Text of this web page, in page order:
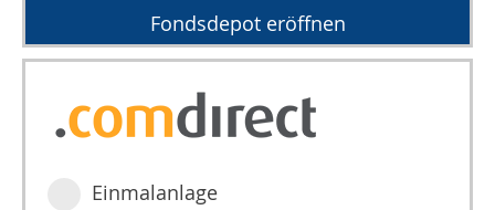
Fondsdepot eröffnen
Einmalanlage